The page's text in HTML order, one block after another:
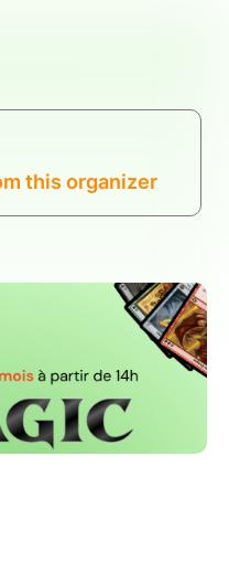
this organizer